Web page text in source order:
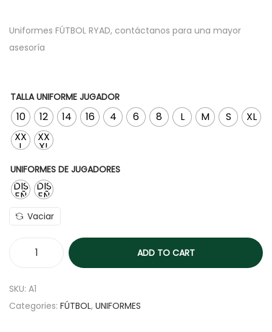
Uniformes FÚTBOL RYAD, contáctanos para una mayor
asesoría
TALLA UNIFORME JUGADOR
10 12 14 16 4 6 8 L M S
XL
XX
L
XX
XL
UNIFORMES DE JUGADORES
DIS
EÑ
DIS
EÑ
Vaciar
ADD TO CART
SKU: A1
Categories: FÚTBOL, UNIFORMES